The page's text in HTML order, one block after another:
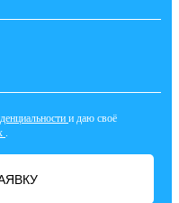
и даю своё
.